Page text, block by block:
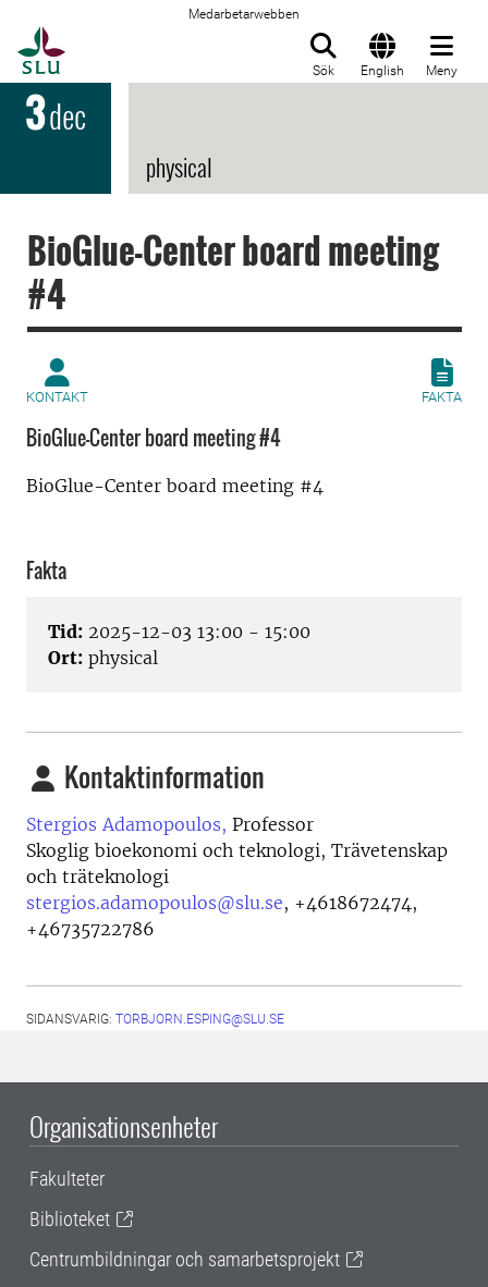
Medarbetarwebben
Sök English Meny
3dec
physical
BioGlue-Center board meeting
#4
KONTAKT FAKTA
BioGlue-Center board meeting #4
BioGlue-Center board meeting #4
Fakta
Tid: 2025-12-03 13:00 - 15:00
Ort: physical
Kontaktinformation
Stergios Adamopoulos, Professor
Skoglig bioekonomi och teknologi, Trävetenskap
och träteknologi
stergios.adamopoulos@slu.se, +4618672474,
+46735722786
SIDANSVARIG: TORBJORN.ESPING@SLU.SE
Organisationsenheter
Fakulteter
Biblioteket
Centrumbildningar och samarbetsprojekt